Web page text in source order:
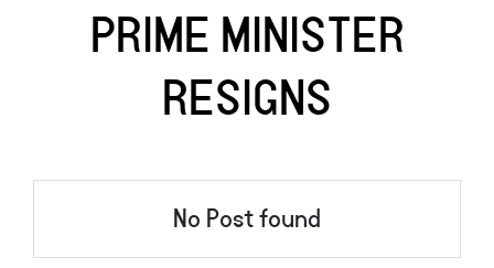
PRIME MINISTER
RESIGNS
No Post found